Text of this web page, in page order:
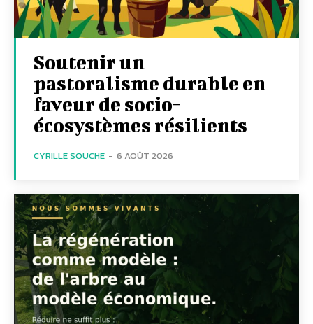
Soutenir un
pastoralisme durable en
faveur de socio-
écosystèmes résilients
CYRILLE SOUCHE - 6 AOÛT 2026